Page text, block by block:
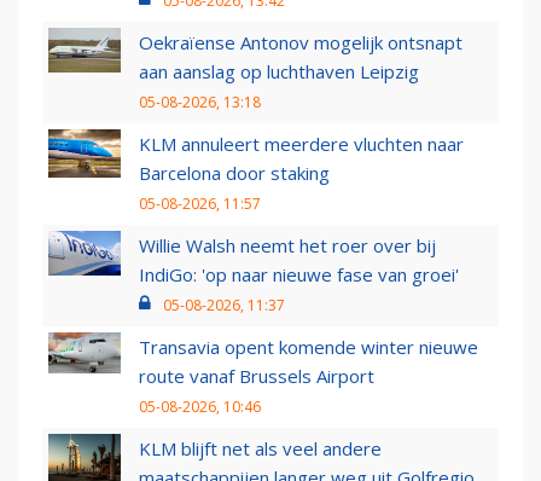
Oekraïense Antonov mogelijk ontsnapt
aan aanslag op luchthaven Leipzig
05-08-2026, 13:18
KLM annuleert meerdere vluchten naar
Barcelona door staking
05-08-2026, 11:57
Willie Walsh neemt het roer over bij
IndiGo: 'op naar nieuwe fase van groei'
05-08-2026, 11:37
Transavia opent komende winter nieuwe
route vanaf Brussels Airport
05-08-2026, 10:46
KLM blijft net als veel andere